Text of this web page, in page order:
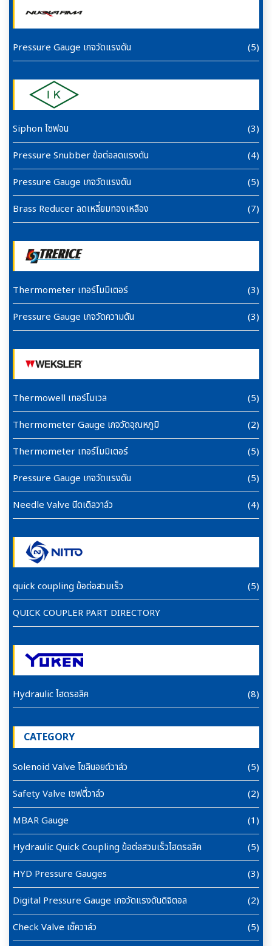
Pressure Gauge เกจวัดแรงดัน (5)
Siphon ไซฟอน
(3)
Pressure Snubber ข้อต่อลดแรงดัน
(4)
Pressure Gauge เกจวัดแรงดัน
(5)
Brass Reducer ลดเหลี่ยมทองเหลือง
(7)
Thermometer เทอร์โมมิเตอร์
(3)
Pressure Gauge เกจวัดความดัน
(3)
Thermowell เทอร์โมเวล
(5)
Thermometer Gauge เกจวัดอุณหภูมิ
(2)
Thermometer เทอร์โมมิเตอร์
(5)
Pressure Gauge เกจวัดแรงดัน
(5)
Needle Valve นีดเดิลวาล์ว
(4)
quick coupling ข้อต่อสวมเร็ว
(5)
QUICK COUPLER PART DIRECTORY
Hydraulic ไฮดรอลิค (8)
CATEGORY
Solenoid Valve โซลินอยด์วาล์ว
(5)
Safety Valve เซฟตี้วาล์ว
(2)
MBAR Gauge
(1)
Hydraulic Quick Coupling ข้อต่อสวมเร็วไฮดรอลิค
(5)
HYD Pressure Gauges
(3)
Digital Pressure Gauge เกจวัดแรงดันดิจิตอล
(2)
Check Valve เซ็ควาล์ว
(5)